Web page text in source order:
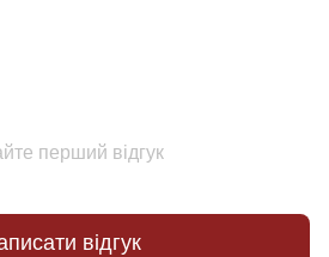
перший відгук
відгук